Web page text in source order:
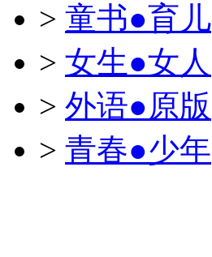
> 童书●育儿
> 女生●女人
> 外语●原版
> 青春●少年